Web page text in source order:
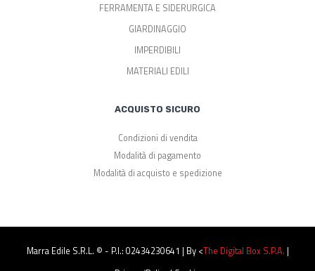
FERRAMENTA E SIDERURGICA
GIARDINAGGIO
IMPERDIBILI
MATERIALI EDILI
ACQUISTO SICURO
Condizioni di vendita
Modalità di pagamento
Modalità di acquisto e spedizione
Marra Edile S.r.l. © - P.I.: 02434230641 | By <The Digital Box S.p.a. |